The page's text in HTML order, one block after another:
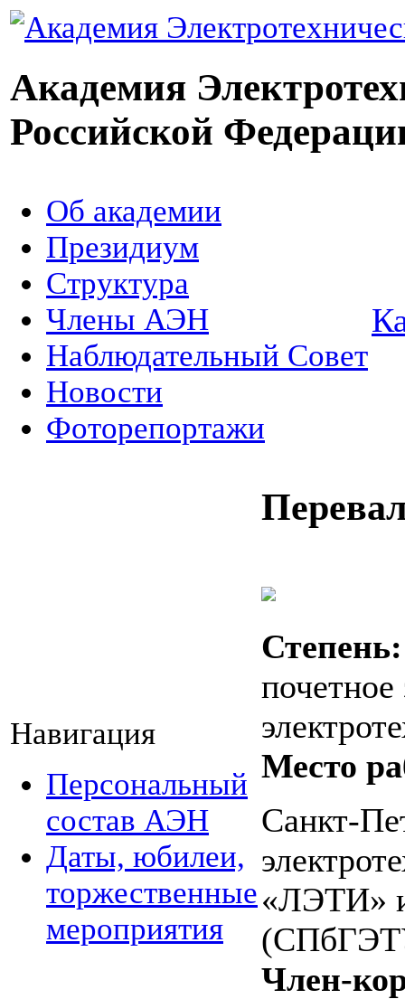
Академия
Российской
Об академии
Президиум
Структура
Члены АЭН
Наблюдательный Совет
Новости
Фоторепортажи
Навигация
Персональный
состав АЭН
Даты, юбилеи,
торжественные
мероприятия
Степень:
Место
Санкт-
«ЛЭТИ»
Член-